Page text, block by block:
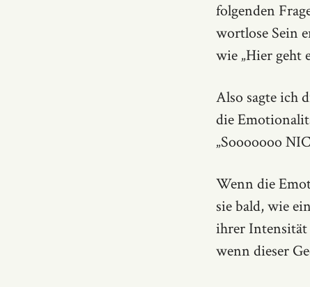
folgenden
wortlose Sein
wie „Hier geht
Also sagte ich
die
„Sooooooo
Wenn die
sie bald, wie
ihrer Intensität
wenn dieser